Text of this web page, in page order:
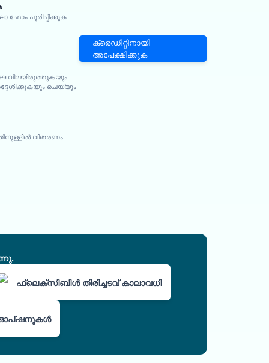
ഫോം പൂരിപ്പിക്കുക
വിലയിരുത്തുകയും
ചെയ്യും
വിതരണം
ക്രെഡിറ്റിനായി
അപേക്ഷിക്കുക
ഫ്ലെക്സിബിൾ തിരിച്ചടവ് കാലാവധി
ഓപ്ഷനുകൾ